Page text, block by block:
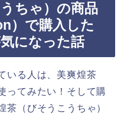
ちゃ）の商品
）で購入した
になった話
いる人は、美爽煌茶
ってみたい！そして購
茶（びそうこうちゃ）